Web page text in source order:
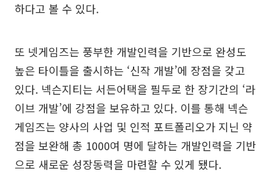
하다고 볼 수 있다.
또 넷게임즈는 풍부한 개발인력을 기반으로 완성도
높은 타이틀을 출시하는 ‘신작 개발’에 장점을 갖고
있다. 넥슨지티는 서든어택을 필두로 한 장기간의 ‘라
이브 개발’에 강점을 보유하고 있다. 이를 통해 넥슨
게임즈는 양사의 사업 및 인적 포트폴리오가 지닌 약
점을 보완해 총 1000여 명에 달하는 개발인력을 기반
으로 새로운 성장동력을 마련할 수 있게 됐다.